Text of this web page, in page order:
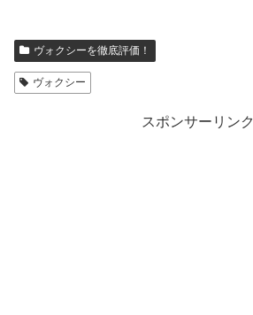
ヴォクシーを徹底評価！
ヴォクシー
スポンサーリンク